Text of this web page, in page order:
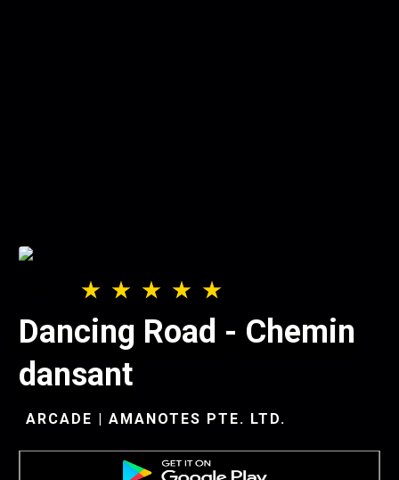
Dancing Road - Chemin
dansant
ARCADE | AMANOTES PTE. LTD.